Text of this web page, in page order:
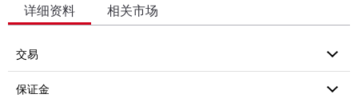
详细资料 相关市场